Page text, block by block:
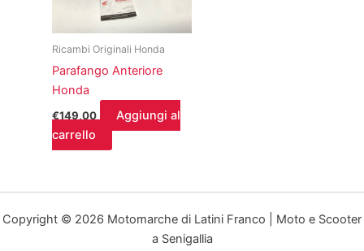
Ricambi Originali Honda
Parafango Anteriore
Honda
€149,00
Aggiungi al
carrello
Copyright © 2026 Motomarche di Latini Franco | Moto e Scooter
a Senigallia